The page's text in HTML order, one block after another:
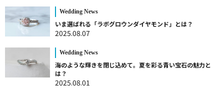
Wedding News
いま選ばれる「ラボグロウンダイヤモンド」とは？
2025.08.07
Wedding News
海のような輝きを閉じ込めて。夏を彩る青い宝石の魅力と
は？
2025.08.01